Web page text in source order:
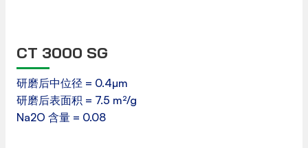
CT 3000 SG
研磨后中位径 = 0.4µm
研磨后表面积 = 7.5 m²/g
Na2O 含量 = 0.08